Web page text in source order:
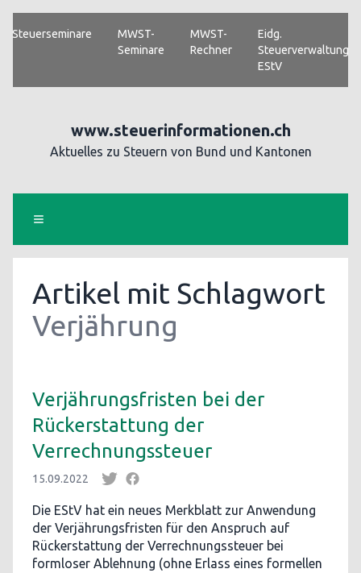
Steuerseminare
MWST-
Seminare
MWST-
Rechner
Eidg.
Steuerverwaltung
EStV
www.steuerinformationen.ch
Aktuelles zu Steuern von Bund und Kantonen
Artikel mit Schlagwort
Verjährung
Verjährungsfristen bei der
Rückerstattung der
Verrechnungssteuer
15.09.2022
Die EStV hat ein neues Merkblatt zur Anwendung
der Verjährungsfristen für den Anspruch auf
Rückerstattung der Verrechnungssteuer bei
formloser Ablehnung (ohne Erlass eines formellen